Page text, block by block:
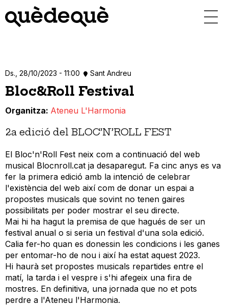
contingut
Ds., 28/10/2023 - 11:00 Sant Andreu
Bloc&Roll Festival
Organitza Ateneu L'Harmonia
2a edició del BLOC’N’ROLL FEST
El Bloc'n'Roll Fest neix com a continuació del web
musical Blocnroll.cat ja desaparegut. Fa cinc anys es va
fer la primera edició amb la intenció de celebrar
l'existència del web així com de donar un espai a
propostes musicals que sovint no tenen gaires
possibilitats per poder mostrar el seu directe.
Mai hi ha hagut la premisa de que hagués de ser un
festival anual o si seria un festival d'una sola edició.
Calia fer-ho quan es donessin les condicions i les ganes
per entomar-ho de nou i així ha estat aquest 2023.
Hi haurà set propostes musicals repartides entre el
matí, la tarda i el vespre i s'hi afegeix una fira de
mostres. En definitiva, una jornada que no et pots
perdre a l'Ateneu l'Harmonia.